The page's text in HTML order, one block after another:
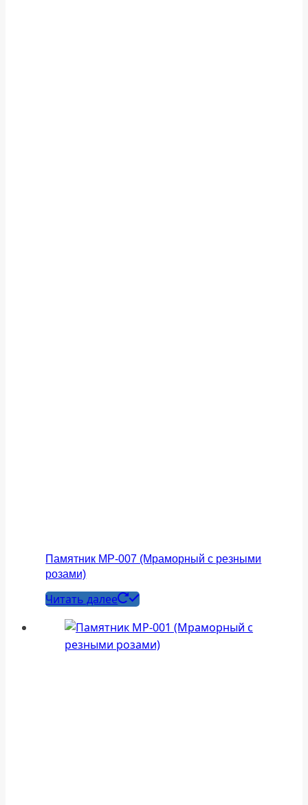
Памятник МР-007 (Мраморный с резными
розами)
Читать далее